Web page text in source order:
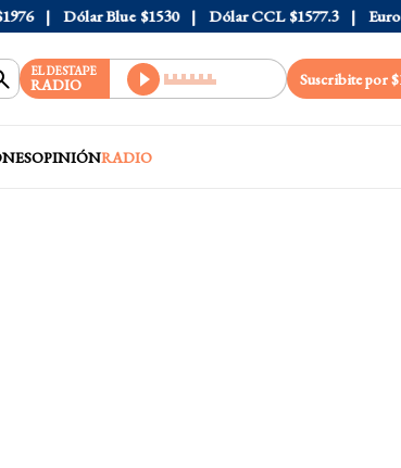
Dólar Blue $1530 Dólar CCL $1577.3 Euro
EL DESTAPE
RADIO Suscribite por
OPINIÓNRADIO